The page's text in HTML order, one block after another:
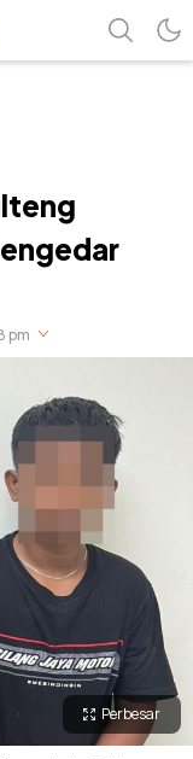
pm
Perbesar